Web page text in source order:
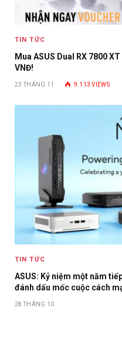
TIN TỨC
Mua ASUS Dual RX 7800
VNĐ!
23 THÁNG 11 9.113VIEWS
TIN TỨC
ASUS: Kỷ niệm một năm
đánh dấu mốc cuộc cách
28 THÁNG 10